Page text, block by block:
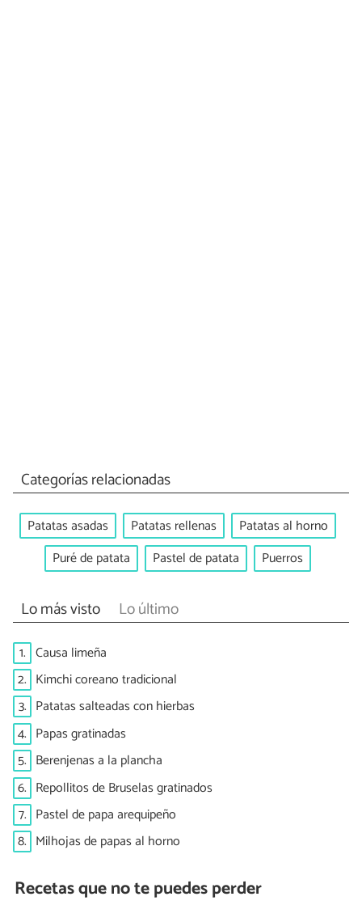
Categorías relacionadas
Patatas asadas Patatas rellenas
Patatas al horno
Puré de patata
Pastel de patata Puerros
Lo más visto Lo último
1. Causa limeña
2. Kimchi coreano tradicional
3. Patatas salteadas con hierbas
4. Papas gratinadas
5. Berenjenas a la plancha
6. Repollitos de Bruselas gratinados
7. Pastel de papa arequipeño
8. Milhojas de papas al horno
Recetas que no te puedes perder